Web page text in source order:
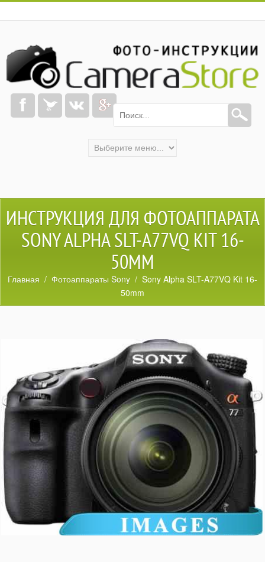
ИНСТРУКЦИЯ ДЛЯ ФОТОАППАРАТА
SONY ALPHA SLT-A77VQ KIT 16-
50MM
Главная / Фотоаппараты Sony / Sony Alpha SLT-A77VQ Kit 16-
50mm